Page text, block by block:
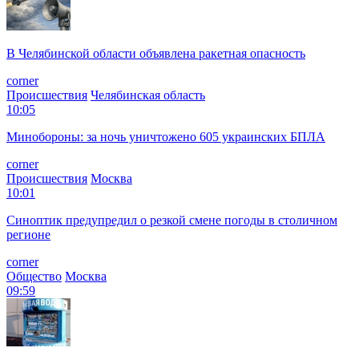
В Челябинской области объявлена ракетная опасность
corner
Происшествия Челябинская область
10:05
Минобороны: за ночь уничтожено 605 украинских БПЛА
corner
Происшествия Москва
10:01
Синоптик предупредил о резкой смене погоды в столичном
регионе
corner
Общество Москва
09:59